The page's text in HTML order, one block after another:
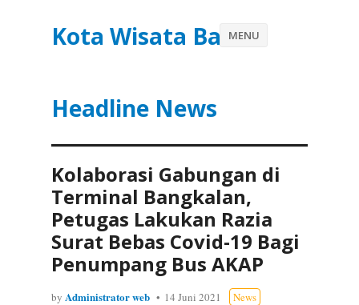
Kota Wisata Batu
Headline News
MENU
Kolaborasi Gabungan di
Terminal Bangkalan,
Petugas Lakukan Razia
Surat Bebas Covid-19 Bagi
Penumpang Bus AKAP
by Administrator web 14 Juni 2021 News